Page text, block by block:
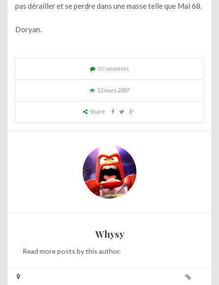
pas dérailler et se perdre dans une masse telle que Mai 68.
Doryan.
0 Comments
12 mars 2007
Share
Whysy
Read more posts by this author.